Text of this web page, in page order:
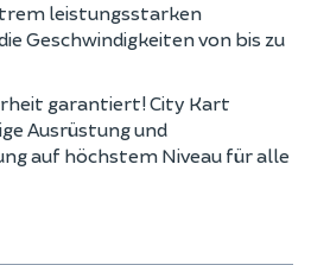
leistungsstarken
Geschwindigkeiten von bis zu
garantiert! City Kart
Ausrüstung und
auf höchstem Niveau für alle